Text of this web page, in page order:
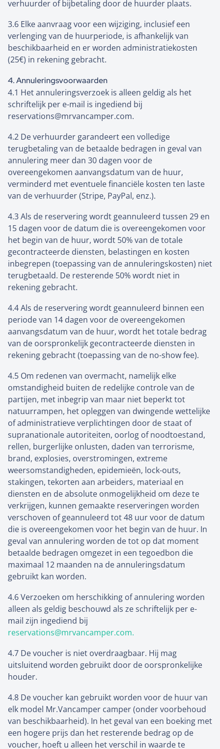
verhuurder of bijbetaling door de huurder plaats.
3.6 Elke aanvraag voor een wijziging, inclusief een
verlenging van de huurperiode, is afhankelijk van
beschikbaarheid en er worden administratiekosten
(25€) in rekening gebracht.
4. Annuleringsvoorwaarden
4.1 Het annuleringsverzoek is alleen geldig als het
schriftelijk per e-mail is ingediend bij
reservations@mrvancamper.com.
4.2 De verhuurder garandeert een volledige
terugbetaling van de betaalde bedragen in geval van
annulering meer dan 30 dagen voor de
overeengekomen aanvangsdatum van de huur,
verminderd met eventuele financiële kosten ten laste
van de verhuurder (Stripe, PayPal, enz.).
4.3 Als de reservering wordt geannuleerd tussen 29 en
15 dagen voor de datum die is overeengekomen voor
het begin van de huur, wordt 50% van de totale
gecontracteerde diensten, belastingen en kosten
inbegrepen (toepassing van de annuleringskosten) niet
terugbetaald. De resterende 50% wordt niet in
rekening gebracht.
4.4 Als de reservering wordt geannuleerd binnen een
periode van 14 dagen voor de overeengekomen
aanvangsdatum van de huur, wordt het totale bedrag
van de oorspronkelijk gecontracteerde diensten in
rekening gebracht (toepassing van de no-show fee).
4.5 Om redenen van overmacht, namelijk elke
omstandigheid buiten de redelijke controle van de
partijen, met inbegrip van maar niet beperkt tot
natuurrampen, het opleggen van dwingende wettelijke
of administratieve verplichtingen door de staat of
supranationale autoriteiten, oorlog of noodtoestand,
rellen, burgerlijke onlusten, daden van terrorisme,
brand, explosies, overstromingen, extreme
weersomstandigheden, epidemieën, lock-outs,
stakingen, tekorten aan arbeiders, materiaal en
diensten en de absolute onmogelijkheid om deze te
verkrijgen, kunnen gemaakte reserveringen worden
verschoven of geannuleerd tot 48 uur voor de datum
die is overeengekomen voor het begin van de huur. In
geval van annulering worden de tot op dat moment
betaalde bedragen omgezet in een tegoedbon die
maximaal 12 maanden na de annuleringsdatum
gebruikt kan worden.
4.6 Verzoeken om herschikking of annulering worden
alleen als geldig beschouwd als ze schriftelijk per e-
mail zijn ingediend bij
reservations@mrvancamper.com.
4.7 De voucher is niet overdraagbaar. Hij mag
uitsluitend worden gebruikt door de oorspronkelijke
houder.
4.8 De voucher kan gebruikt worden voor de huur van
elk model Mr.Vancamper camper (onder voorbehoud
van beschikbaarheid). In het geval van een boeking met
een hogere prijs dan het resterende bedrag op de
voucher, hoeft u alleen het verschil in waarde te